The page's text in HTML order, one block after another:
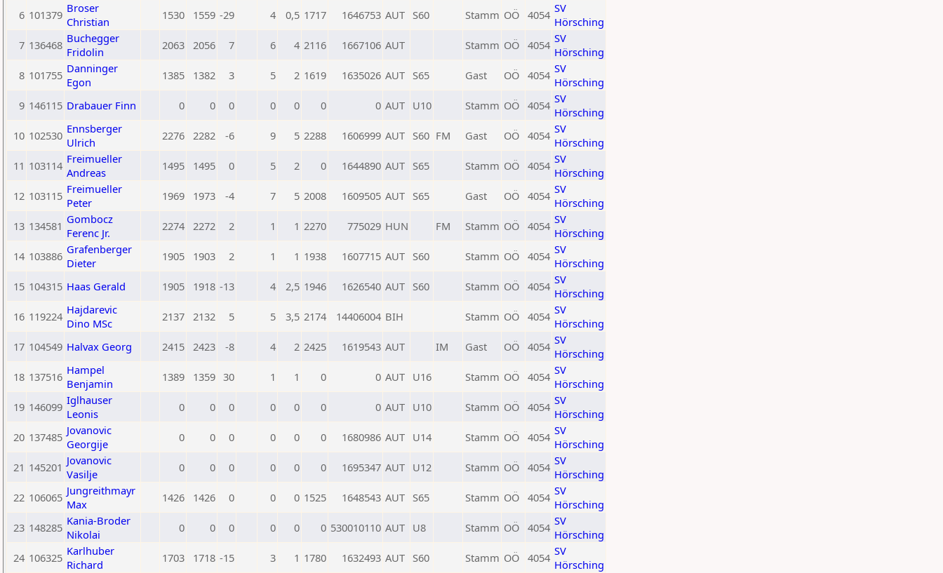
6 101379 Broser
Christian
1530 1559 -29 4 0,5 1717 1646753 AUT S60 Stamm OÖ 4054 SV
Hörsching
7 136468 Buchegger
Fridolin
2063 2056 7 6 4 2116 1667106 AUT Stamm OÖ 4054 SV
Hörsching
8 101755 Danninger
Egon
1385 1382 3 5 2 1619 1635026 AUT S65 Gast OÖ 4054 SV
Hörsching
9 146115 Drabauer Finn 0 0 0 0 0 0 0 AUT U10 Stamm OÖ 4054 SV
Hörsching
10 102530 Ennsberger
Ulrich
2276 2282 -6 9 5 2288 1606999 AUT S60 FM Gast OÖ 4054 SV
Hörsching
11 103114 Freimueller
Andreas
1495 1495 0 5 2 0 1644890 AUT S65 Stamm OÖ 4054 SV
Hörsching
12 103115 Freimueller
Peter
1969 1973 -4 7 5 2008 1609505 AUT S65 Gast OÖ 4054 SV
Hörsching
13 134581 Gombocz
Ferenc Jr.
2274 2272 2 1 1 2270 775029 HUN FM Stamm OÖ 4054 SV
Hörsching
14 103886 Grafenberger
Dieter
1905 1903 2 1 1 1938 1607715 AUT S60 Stamm OÖ 4054 SV
Hörsching
15 104315 Haas Gerald 1905 1918 -13 4 2,5 1946 1626540 AUT S60 Stamm OÖ 4054 SV
Hörsching
16 119224 Hajdarevic
Dino MSc
2137 2132 5 5 3,5 2174 14406004 BIH Stamm OÖ 4054 SV
Hörsching
17 104549 Halvax Georg 2415 2423 -8 4 2 2425 1619543 AUT IM Gast OÖ 4054 SV
Hörsching
18 137516 Hampel
Benjamin
1389 1359 30 1 1 0 0 AUT U16 Stamm OÖ 4054 SV
Hörsching
19 146099 Iglhauser
Leonis
0 0 0 0 0 0 0 AUT U10 Stamm OÖ 4054 SV
Hörsching
20 137485 Jovanovic
Georgije
0 0 0 0 0 0 1680986 AUT U14 Stamm OÖ 4054 SV
Hörsching
21 145201 Jovanovic
Vasilje
0 0 0 0 0 0 1695347 AUT U12 Stamm OÖ 4054 SV
Hörsching
22 106065 Jungreithmayr
Max
1426 1426 0 0 0 1525 1648543 AUT S65 Stamm OÖ 4054 SV
Hörsching
23 148285 Kania-Broder
Nikolai
0 0 0 0 0 0 530010110 AUT U8 Stamm OÖ 4054 SV
Hörsching
24 106325 Karlhuber
Richard
1703 1718 -15 3 1 1780 1632493 AUT S60 Stamm OÖ 4054 SV
Hörsching